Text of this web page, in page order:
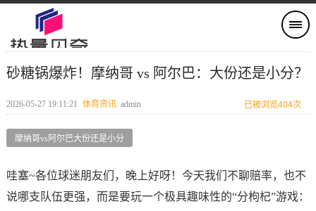
砂糖锅爆炸！摩纳哥 vs 阿尔巴：大份还是小分？
2026-05-27 19:11:21 体育资讯 admin 已被浏览404次
摩纳哥vs阿尔巴大份还是小分
哇塞~各位球迷朋友们，晚上好呀！今天我们不聊赔率，也不
说哪支队伍更强，而是要玩一个极具趣味性的“分枸杞”游戏：